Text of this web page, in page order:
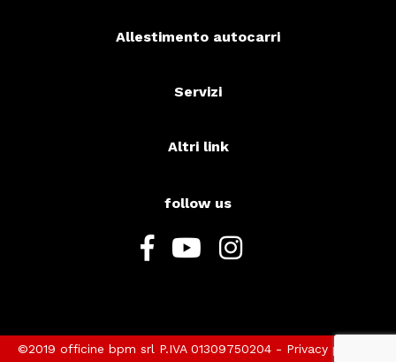
Allestimento autocarri
Servizi
Altri link
follow us
©2019 officine bpm srl P.IVA 01309750204 - Privacy policy